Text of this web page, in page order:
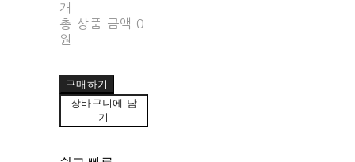
개
총 상품 금액 0
원
구매하기
장바구니에 담
기